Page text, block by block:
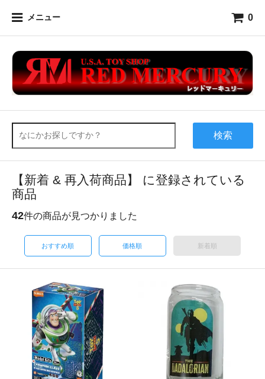
メニュー 0
検索
【新着 & 再入荷商品】 に登録されている
商品
42件の商品が見つかりました
おすすめ順 価格順 新着順